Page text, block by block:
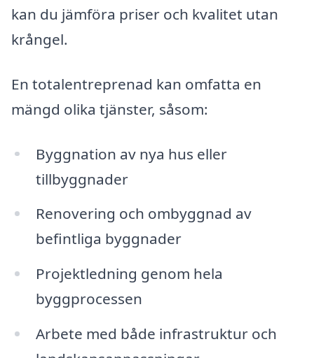
kan du jämföra priser och kvalitet utan
krångel.
En totalentreprenad kan omfatta en
mängd olika tjänster, såsom:
Byggnation av nya hus eller
tillbyggnader
Renovering och ombyggnad av
befintliga byggnader
Projektledning genom hela
byggprocessen
Arbete med både infrastruktur och